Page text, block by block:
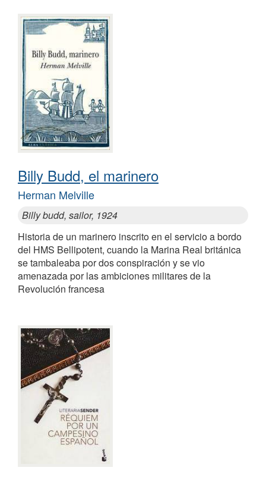
Billy Budd, el marinero
Herman Melville
Billy budd, sailor, 1924
Historia de un marinero inscrito en el servicio a bordo
del HMS Bellipotent, cuando la Marina Real británica
se tambaleaba por dos conspiración y se vio
amenazada por las ambiciones militares de la
Revolución francesa